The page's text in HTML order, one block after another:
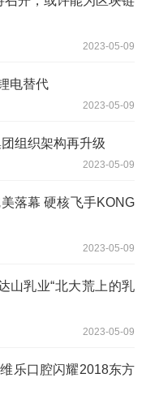
2023-05-09
电替代
2023-05-09
组织架构再升级
2023-05-09
落幕 硬核飞手KONG
2023-05-09
乳业“北大荒上的乳
2023-05-09
乐口腔闪耀2018东方